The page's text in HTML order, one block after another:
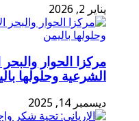
يناير 2, 2026
مركزا الحوار
الشرعية وحلولها
ديسمبر 14, 2025